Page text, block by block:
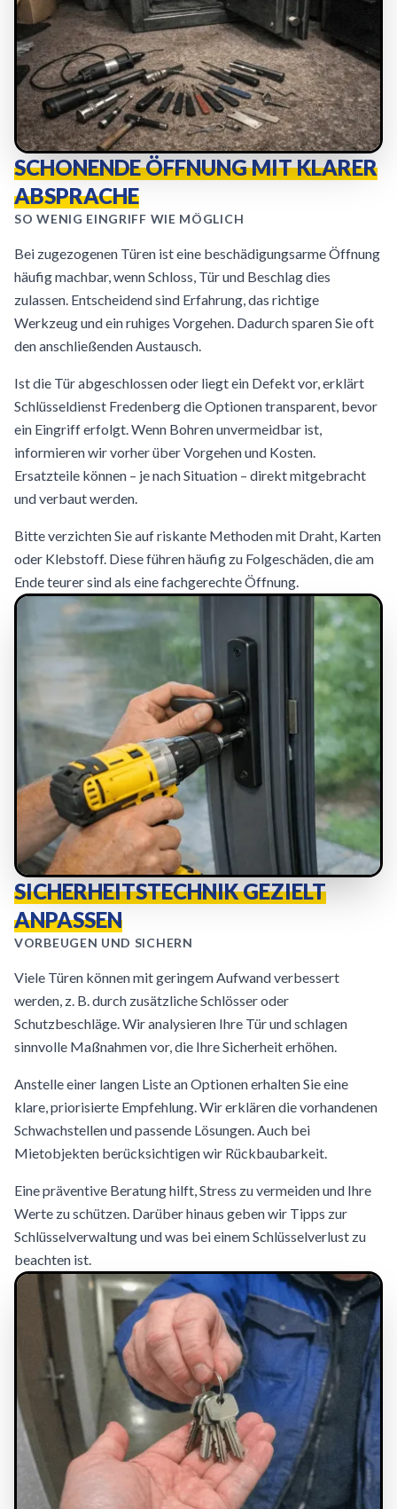
SCHONENDE ÖFFNUNG MIT KLARER
ABSPRACHE
SO WENIG EINGRIFF WIE MÖGLICH
Bei zugezogenen Türen ist eine beschädigungsarme Öffnung
häufig machbar, wenn Schloss, Tür und Beschlag dies
zulassen. Entscheidend sind Erfahrung, das richtige
Werkzeug und ein ruhiges Vorgehen. Dadurch sparen Sie oft
den anschließenden Austausch.
Ist die Tür abgeschlossen oder liegt ein Defekt vor, erklärt
Schlüsseldienst Fredenberg die Optionen transparent, bevor
ein Eingriff erfolgt. Wenn Bohren unvermeidbar ist,
informieren wir vorher über Vorgehen und Kosten.
Ersatzteile können – je nach Situation – direkt mitgebracht
und verbaut werden.
Bitte verzichten Sie auf riskante Methoden mit Draht, Karten
oder Klebstoff. Diese führen häufig zu Folgeschäden, die am
Ende teurer sind als eine fachgerechte Öffnung.
SICHERHEITSTECHNIK GEZIELT
ANPASSEN
VORBEUGEN UND SICHERN
Viele Türen können mit geringem Aufwand verbessert
werden, z. B. durch zusätzliche Schlösser oder
Schutzbeschläge. Wir analysieren Ihre Tür und schlagen
sinnvolle Maßnahmen vor, die Ihre Sicherheit erhöhen.
Anstelle einer langen Liste an Optionen erhalten Sie eine
klare, priorisierte Empfehlung. Wir erklären die vorhandenen
Schwachstellen und passende Lösungen. Auch bei
Mietobjekten berücksichtigen wir Rückbaubarkeit.
Eine präventive Beratung hilft, Stress zu vermeiden und Ihre
Werte zu schützen. Darüber hinaus geben wir Tipps zur
Schlüsselverwaltung und was bei einem Schlüsselverlust zu
beachten ist.